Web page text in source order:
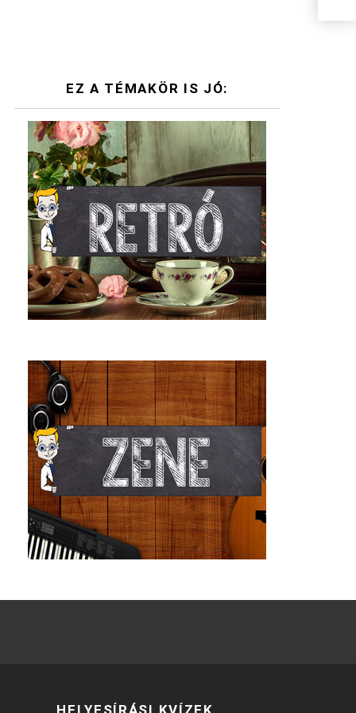
EZ A TÉMAKÖR IS JÓ:
HELYESÍRÁSI KVÍZEK